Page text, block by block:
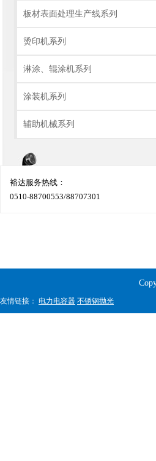
板材表面处理生产线系列
烫印机系列
淋涂、辊涂机系列
涂装机系列
辅助机械系列
裕达服务热线：
0510-88700553/88707301
友情链接： 电力电容器 不锈钢抛光